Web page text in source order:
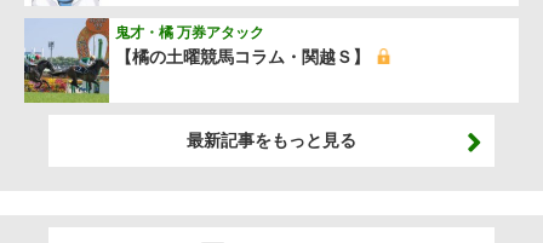
【橘の土曜競馬コラム・関越Ｓ】
鬼才・橘 万券アタック
最新記事をもっと見る